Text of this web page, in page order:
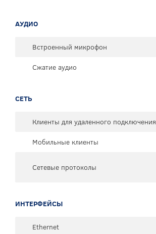
АУДИО
Встроенный микрофон
Сжатие аудио
СЕТЬ
Клиенты для удаленного подключения
Мобильные клиенты
Сетевые протоколы
ИНТЕРФЕЙСЫ
Ethernet